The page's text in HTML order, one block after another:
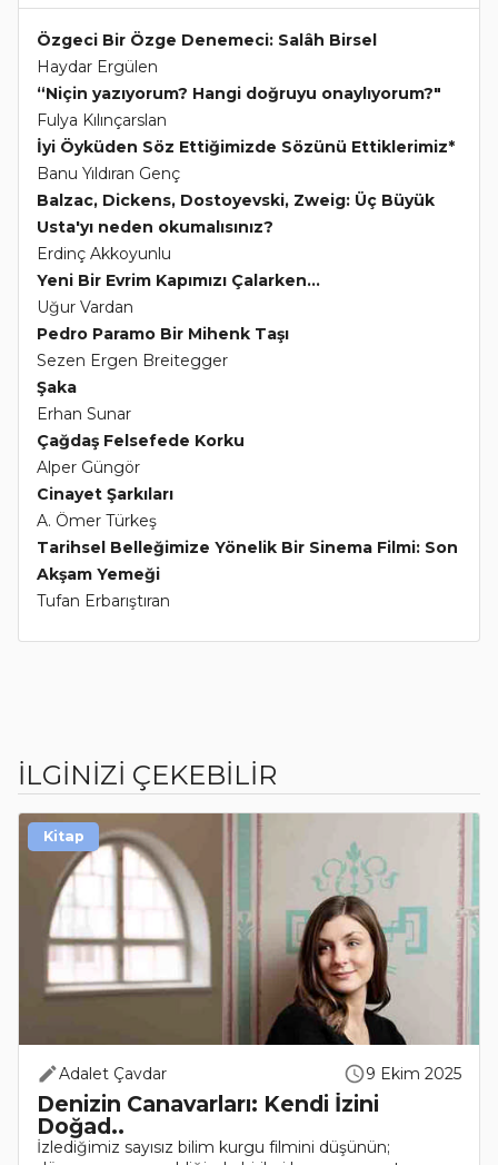
Özgeci Bir Özge Denemeci: Salâh Birsel
Haydar Ergülen
“Niçin yazıyorum? Hangi doğruyu onaylıyorum?"
Fulya Kılınçarslan
İyi Öyküden Söz Ettiğimizde Sözünü Ettiklerimiz*
Banu Yıldıran Genç
Balzac, Dickens, Dostoyevski, Zweig: Üç Büyük
Usta'yı neden okumalısınız?
Erdinç Akkoyunlu
Yeni Bir Evrim Kapımızı Çalarken...
Uğur Vardan
Pedro Paramo Bir Mihenk Taşı
Sezen Ergen Breitegger
Şaka
Erhan Sunar
Çağdaş Felsefede Korku
Alper Güngör
Cinayet Şarkıları
A. Ömer Türkeş
Tarihsel Belleğimize Yönelik Bir Sinema Filmi: Son
Akşam Yemeği
Tufan Erbarıştıran
İLGİNİZİ ÇEKEBİLİR
Adalet Çavdar 9 Ekim 2025
Denizin Canavarları: Kendi İzini
Doğad..
İzlediğimiz sayısız bilim kurgu filmini düşünün;
Kitap